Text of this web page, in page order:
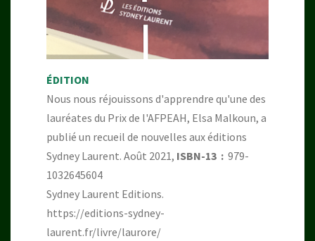
ÉDITION
Nous nous réjouissons d'apprendre qu'une des
lauréates du Prix de l'AFPEAH, Elsa Malkoun, a
publié un recueil de nouvelles aux éditions
Sydney Laurent. Août 2021,
ISBN-13 ‏ : ‎ 979-
1032645604
Sydney Laurent Editions.
https://editions-sydney-
laurent.fr/livre/laurore/